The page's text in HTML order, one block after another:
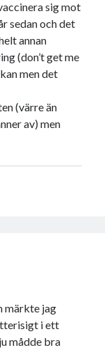
sig mot
sedan och det
annan
(don’t get me
men det
(värre än
av) men
märkte jag
i ett
mådde bra